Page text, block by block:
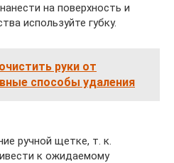
на поверхность и
используйте губку.
руки от
способы удаления
ручной щетке, т. к.
к ожидаемому